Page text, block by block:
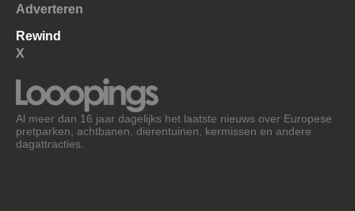
Adverteren
Rewind
X
Al meer dan 16 jaar dagelijks het laatste nieuws over Europese
pretparken, achtbanen, dierentuinen, kermissen en andere
dagattracties.